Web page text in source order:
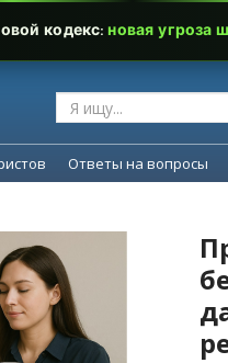
Ответы на вопросы
кодекс:новая угроза